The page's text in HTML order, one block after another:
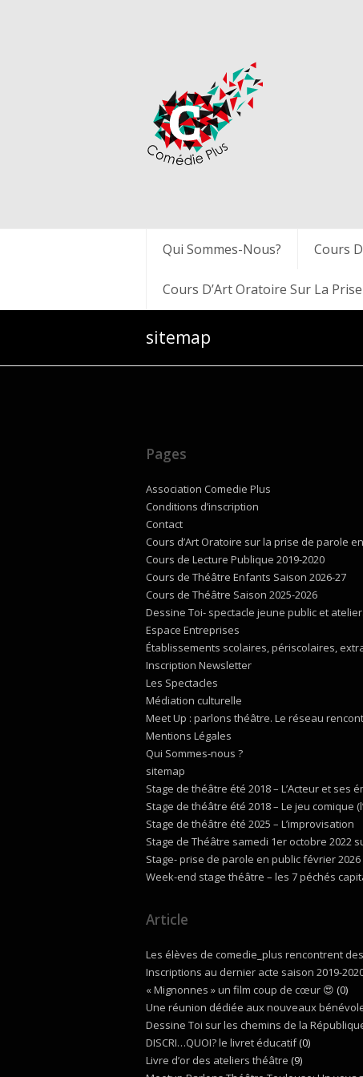
Qui Sommes-Nous? Cours
Cours D’Art Oratoire Sur La
sitemap
Pages
Association Comedie Plus
Conditions d’inscription
Contact
Cours d’Art Oratoire sur la prise de parole
Cours de Lecture Publique 2019-2020
Cours de Théâtre Enfants Saison 2026-27
Cours de Théâtre Saison 2025-2026
Dessine Toi- spectacle jeune public et
Espace Entreprises
Établissements scolaires, périscolaires,
Inscription Newsletter
Les Spectacles
Médiation culturelle
Meet Up : parlons théâtre. Le réseau
Mentions Légales
Qui Sommes-nous ?
sitemap
Stage de théâtre été 2018 – L’Acteur et ses
Stage de théâtre été 2018 – Le jeu comique
Stage de théâtre été 2025 – L’improvisation
Stage de Théâtre samedi 1er octobre 2022
Stage- prise de parole en public février 2026
Week-end stage théâtre – les 7 péchés
Article
Les élèves de comedie_plus rencontrent
Inscriptions au dernier acte saison 2019-
« Mignonnes » un film coup de cœur 😍 (0)
Une réunion dédiée aux nouveaux
Dessine Toi sur les chemins de la
DISCRI…QUOI? le livret éducatif(0)
Livre d’or des ateliers théâtre (9)